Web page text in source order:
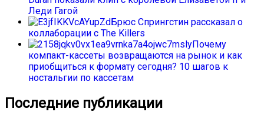
Леди Гагой
Брюс Спрингстин рассказал о
коллаборации с The Killers
Почему
компакт-кассеты возвращаются на рынок и как
приобщиться к формату сегодня? 10 шагов к
ностальгии по кассетам
Последние публикации